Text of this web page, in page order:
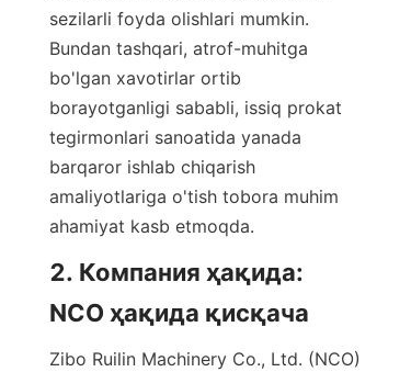
sezilarli foyda olishlari mumkin.
Bundan tashqari, atrof-muhitga
bo'lgan xavotirlar ortib
borayotganligi sababli, issiq prokat
tegirmonlari sanoatida yanada
barqaror ishlab chiqarish
amaliyotlariga o'tish tobora muhim
ahamiyat kasb etmoqda.
2. Компания ҳақида:
NCO ҳақида қисқача
Zibo Ruilin Machinery Co., Ltd. (NCO)